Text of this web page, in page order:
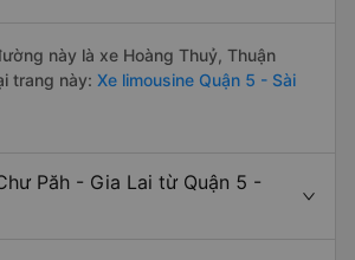
này là xe Hoàng Thuỷ, Thuận
trang này: Xe limousine Quận 5 - Sài
Păh - Gia Lai từ Quận 5 -